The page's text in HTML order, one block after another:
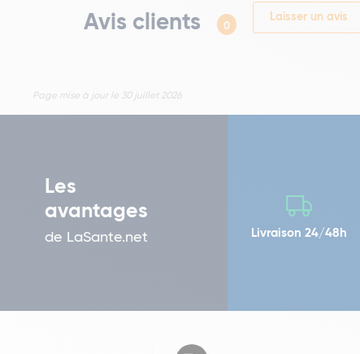
Avis clients 0
Laisser un avis
Page mise à jour le 30 juillet 2026
Les
avantages
de LaSante.net Livraison 24/48h